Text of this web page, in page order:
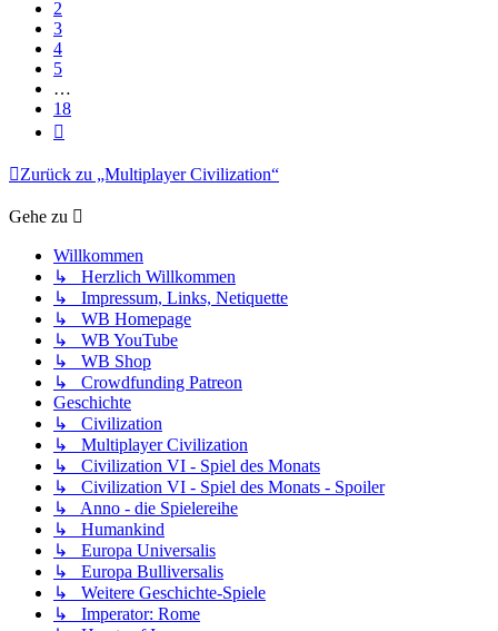
2
3
4
5
…
18
Zurück zu „Multiplayer Civilization“
Gehe zu
Willkommen
↳ Herzlich Willkommen
↳ Impressum, Links, Netiquette
↳ WB Homepage
↳ WB YouTube
↳ WB Shop
↳ Crowdfunding Patreon
Geschichte
↳ Civilization
↳ Multiplayer Civilization
↳ Civilization VI - Spiel des Monats
↳ Civilization VI - Spiel des Monats - Spoiler
↳ Anno - die Spielereihe
↳ Humankind
↳ Europa Universalis
↳ Europa Bulliversalis
↳ Weitere Geschichte-Spiele
↳ Imperator: Rome